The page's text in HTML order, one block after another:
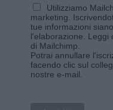
Utilizziamo
marketing.
tue informazioni
l'elaborazione. Leggi
di Mailchimp
Potrai annullare
facendo clic sul
nostre e-mail.